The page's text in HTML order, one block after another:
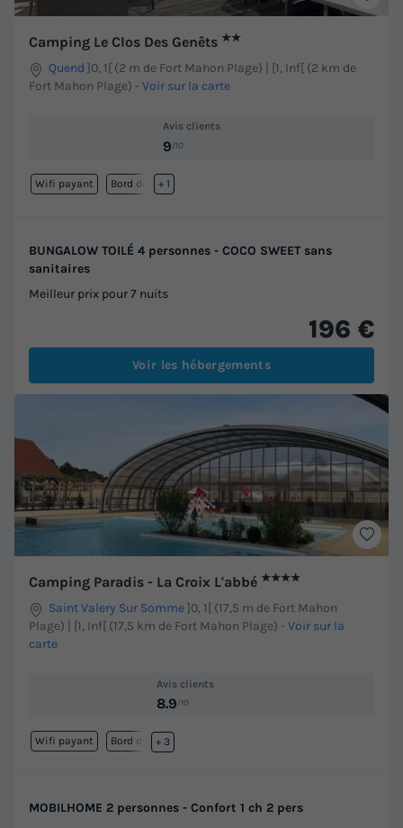
Camping Le Clos Des Genêts ★★
Quend ]0, 1[ (2 m de Fort Mahon Plage) | [1, Inf[ (2 km de
Fort Mahon Plage) - Voir sur la carte
Avis clients
9/10
Wifi payant Bord de mer
+ 1
BUNGALOW TOILÉ 4 personnes - COCO SWEET sans
sanitaires
Meilleur prix pour 7 nuits
196 €
Voir les hébergements
Camping Paradis - La Croix L'abbé ★★★★
Saint Valery Sur Somme]0, 1[ (17,5 m de Fort Mahon
Plage) | [1, Inf[ (17,5 km de Fort Mahon Plage) - Voir sur la
carte
Avis clients
8.9/10
Wifi payant Bord de mer
+ 3
MOBILHOME 2 personnes - Confort 1 ch 2 pers